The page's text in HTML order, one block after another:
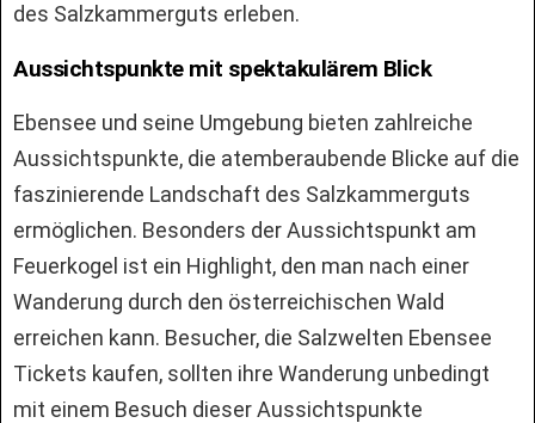
des Salzkammerguts erleben.
Aussichtspunkte mit spektakulärem Blick
Ebensee und seine Umgebung bieten zahlreiche
Aussichtspunkte, die atemberaubende Blicke auf die
faszinierende Landschaft des Salzkammerguts
ermöglichen. Besonders der Aussichtspunkt am
Feuerkogel ist ein Highlight, den man nach einer
Wanderung durch den österreichischen Wald
erreichen kann. Besucher, die Salzwelten Ebensee
Tickets kaufen, sollten ihre Wanderung unbedingt
mit einem Besuch dieser Aussichtspunkte